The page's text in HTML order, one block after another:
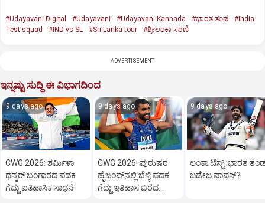
#Udayavani Digital #Udayavani #Udayavani Kannada #ಭಾರತ ತಂಡ
#India
Test squad
#IND vs SL #Sri Lanka tour #ಶ್ರೀಲಂಕಾ ಸರಣಿ
ADVERTISEMENT
ಇನ್ನಷ್ಟು ಸುದ್ದಿ ಈ ವಿಭಾಗದಿಂದ
9 days ago
CWG 2026: ಶರ್ಮಿಳಾ
ಧನ್ಕರ್ ಬಂಗಾರದ ಪದಕ
ಗೆದ್ದು ಐತಿಹಾಸಿಕ ಸಾಧನೆ
9 days ago
CWG 2026: ಪುರುಷರ
ಹೈಜಂಪ್‌ನಲ್ಲಿ ಬೆಳ್ಳಿ ಪದಕ
ಗೆದ್ದು ಇತಿಹಾಸ ಬರೆದ
9 days ago
ಲಂಕಾ ಟೆಸ್ಟ್‌ :ಭಾರತ
ಜಡೇಜ ವಾಪಸ್‌?